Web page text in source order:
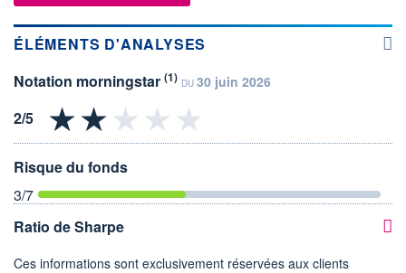
ÉLÉMENTS D'ANALYSES
Notation morningstar (1) DU 30 juin 2026
Risque du fonds
3/7
Ratio de Sharpe
Ces informations sont exclusivement réservées aux clients